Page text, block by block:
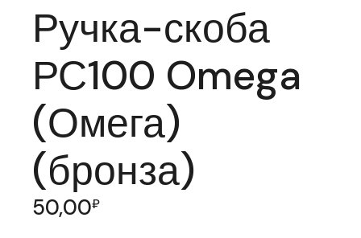
Ручка-скоба
РС100 Omega
(Омега)
(бронза)
50,00₽